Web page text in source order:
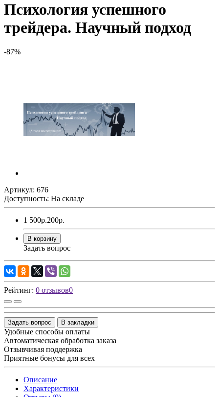
Психология успешного
трейдера. Научный подход
-87%
Артикул: 676
Доступность: На складе
1 500р.200р.
В корзину
Задать вопрос
Рейтинг: 0 отзывов0
Задать вопрос В закладки
Удобные способы оплаты
Автоматическая обработка заказа
Отзывчивая поддержка
Приятные бонусы для всех
Описание
Характеристики